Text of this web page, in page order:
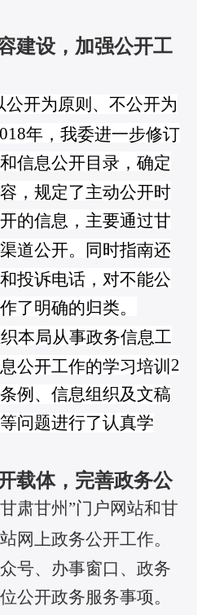
建设， 加强公开工
公开为原则、不公开为
年，我委进一步修订
信息公开目录，确定
，规定了主动公开时
的信息，主要通过甘
道公开。同时指南还
投诉电话，对不能公
了明确的归类。
本局从事政务信息工
公开工作的学习培训 2
例、信息组织及文稿
问题进行了认真学
载体，完善政务公
肃甘州”门户网站和甘
网上政务公开工作。
号、办事窗口、政务
公开政务服务事项。